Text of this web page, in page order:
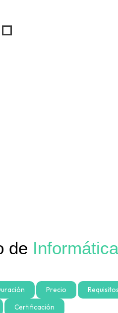
de Informática
Precio
Certificación